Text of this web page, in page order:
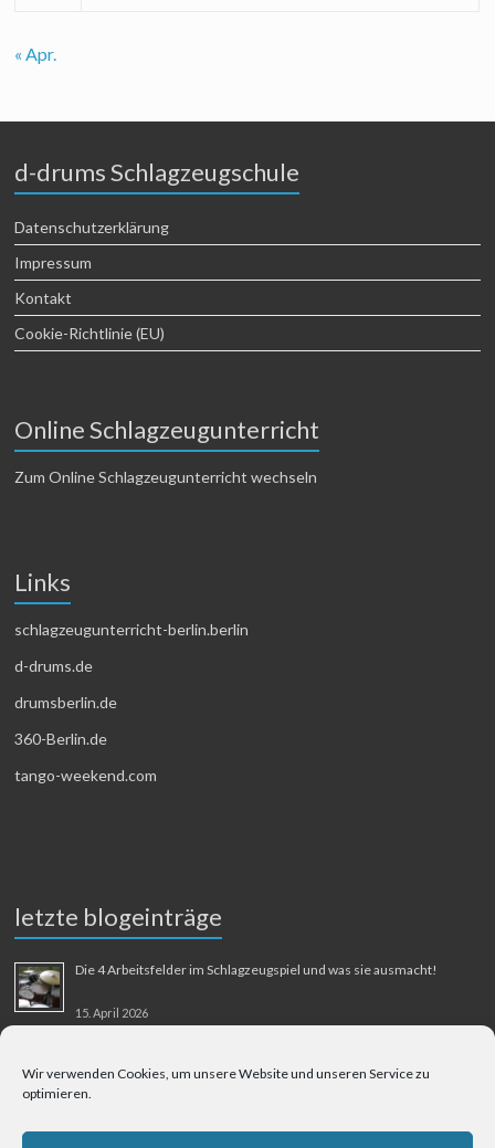
Wir verwenden Cookies, um unsere Website und unseren Service zu
optimieren.
« Apr.
d-drums Schlagzeugschule
Datenschutzerklärung
Impressum
Kontakt
Cookie-Richtlinie (EU)
Online Schlagzeugunterricht
Zum Online Schlagzeugunterricht wechseln
Links
schlagzeugunterricht-berlin.berlin
d-drums.de
drumsberlin.de
360-Berlin.de
tango-weekend.com
letzte blogeinträge
Die 4 Arbeitsfelder im Schlagzeugspiel und was sie ausmacht!
15. April 2026
31. August 2025